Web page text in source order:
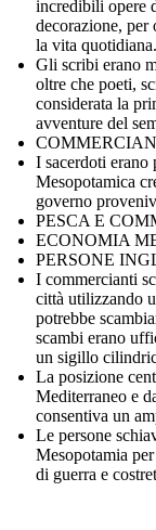
incredibili opere
decorazione, per
la vita quotidiana.
Gli scribi erano
oltre che poeti,
considerata la
avventure del
I sacerdoti erano
Mesopotamica
governo
PESCA E
ECONOMIA
PERSONE
I commercianti
città utilizzando
potrebbe
scambi erano
un sigillo
La posizione
Mediterraneo e
consentiva un
Le persone
Mesopotamia
di guerra e